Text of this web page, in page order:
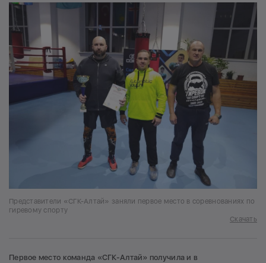
Представители «СГК-Алтай» заняли первое место в соревнованиях по
гиревому спорту
Скачать
Первое место команда «СГК-Алтай» получила и в